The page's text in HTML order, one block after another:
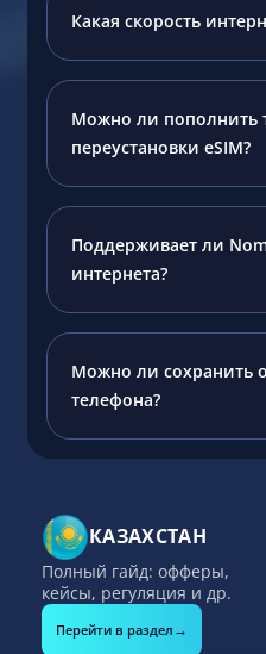
Какая скорость
Можно ли пополнить
переустановки eSIM?
Поддерживает ли
интернета?
Можно ли сохранить
телефона?
КАЗАХСТАН
Полный гайд: офферы,
кейсы, регуляция и др.
Перейти в раздел →